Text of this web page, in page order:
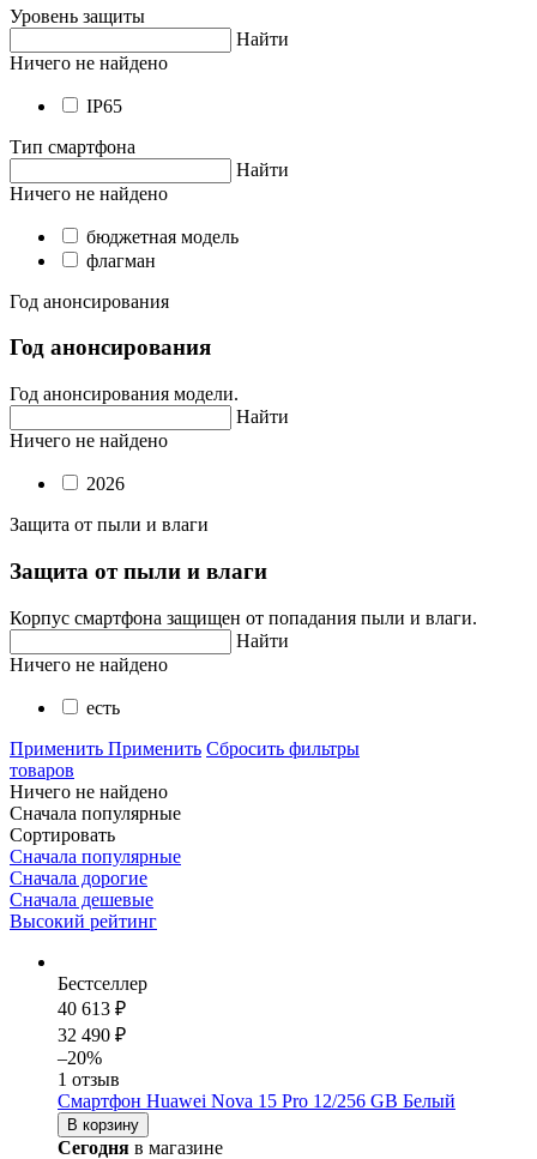
Уровень защиты
Найти
Ничего не найдено
IP65
Тип смартфона
Найти
Ничего не найдено
бюджетная модель
флагман
Год анонсирования
Год анонсирования
Год анонсирования модели.
Найти
Ничего не найдено
2026
Защита от пыли и влаги
Защита от пыли и влаги
Корпус смартфона защищен от попадания пыли и влаги.
Найти
Ничего не найдено
есть
Применить Применить Сбросить фильтры
товаров
Ничего не найдено
Сначала популярные
Сортировать
Сначала популярные
Сначала дорогие
Сначала дешевые
Высокий рейтинг
Бестселлер
40 613 ₽
32 490 ₽
–20%
1 отзыв
Смартфон Huawei Nova 15 Pro 12/256 GB Белый
В корзину
Сегодня в магазине